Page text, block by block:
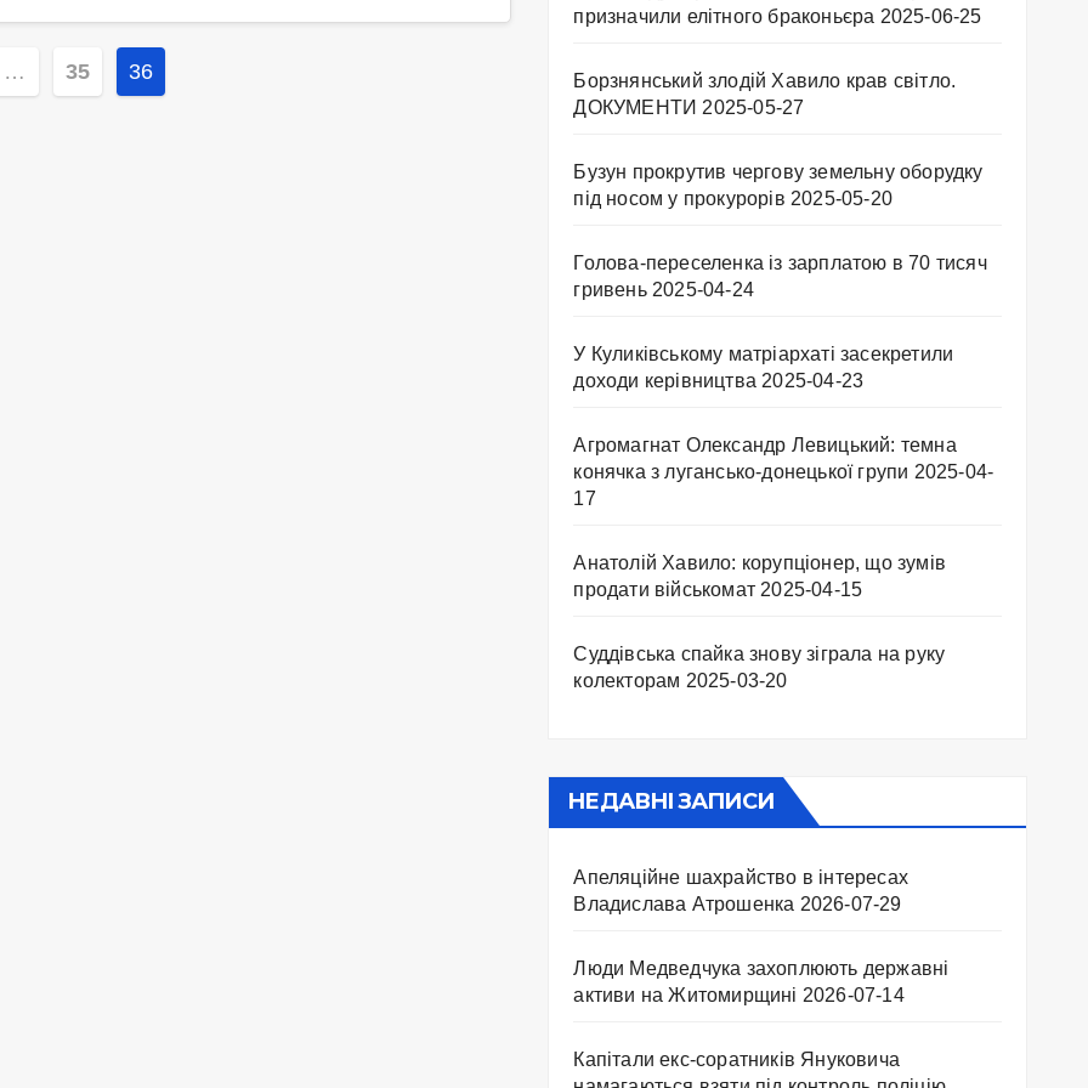
… 35 36
призначили елітного браконьєра 2025-06-25
Борзнянський злодій Хавило крав світло.
ДОКУМЕНТИ 2025-05-27
Бузун прокрутив чергову земельну оборудку
під носом у прокурорів 2025-05-20
Голова-переселенка із зарплатою в 70 тисяч
гривень 2025-04-24
У Куликівському матріархаті засекретили
доходи керівництва 2025-04-23
Агромагнат Олександр Левицький: темна
конячка з лугансько-донецької групи 2025-04-
17
Анатолій Хавило: корупціонер, що зумів
продати військомат 2025-04-15
Суддівська спайка знову зіграла на руку
колекторам 2025-03-20
НЕДАВНІ ЗАПИСИ
Апеляційне шахрайство в інтересах
Владислава Атрошенка 2026-07-29
Люди Медведчука захоплюють державні
активи на Житомирщині 2026-07-14
Капітали екс-соратників Януковича